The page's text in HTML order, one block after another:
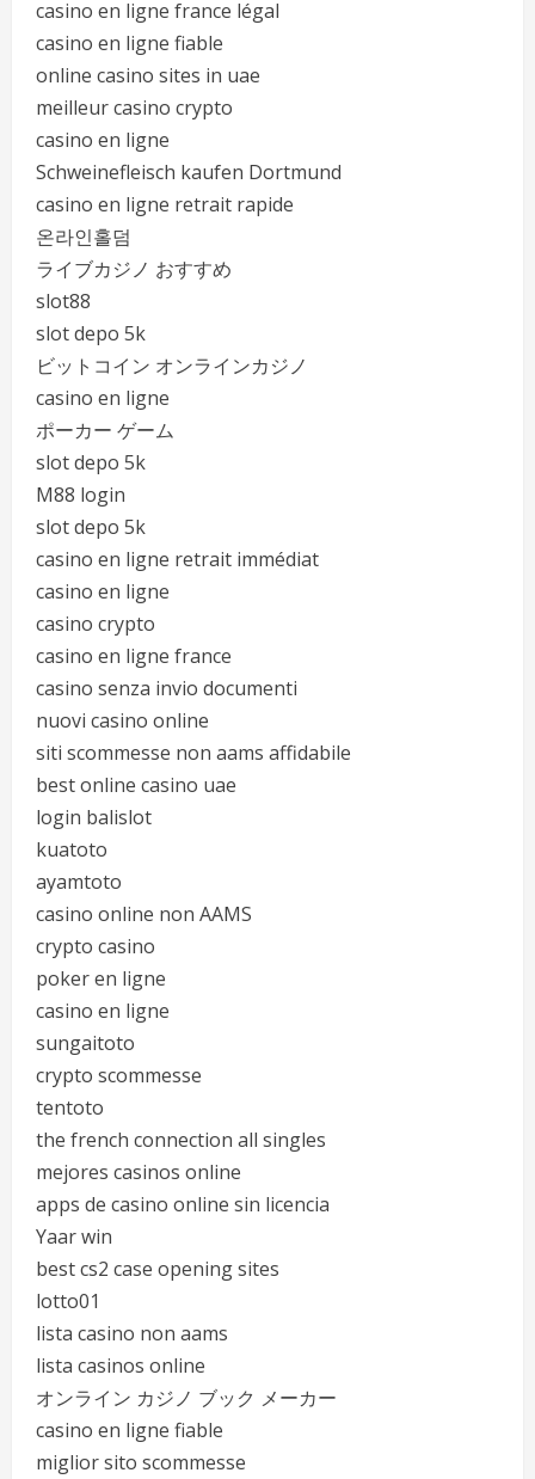
casino en ligne france légal
casino en ligne fiable
online casino sites in uae
meilleur casino crypto
casino en ligne
Schweinefleisch kaufen Dortmund
casino en ligne retrait rapide
온라인홀덤
ライブカジノ おすすめ
slot88
slot depo 5k
ビットコイン オンラインカジノ
casino en ligne
ポーカー ゲーム
slot depo 5k
M88 login
slot depo 5k
casino en ligne retrait immédiat
casino en ligne
casino crypto
casino en ligne france
casino senza invio documenti
nuovi casino online
siti scommesse non aams affidabile
best online casino uae
login balislot
kuatoto
ayamtoto
casino online non AAMS
crypto casino
poker en ligne
casino en ligne
sungaitoto
crypto scommesse
tentoto
the french connection all singles
mejores casinos online
apps de casino online sin licencia
Yaar win
best cs2 case opening sites
lotto01
lista casino non aams
lista casinos online
オンライン カジノ ブック メーカー
casino en ligne fiable
miglior sito scommesse